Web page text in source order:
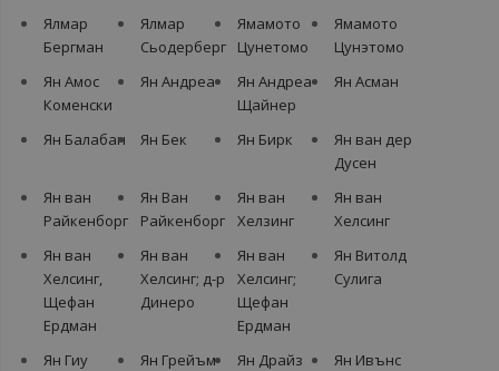
Ялмар
Бергман
Ялмар
Сьодерберг
Ямамото
Цунетомо
Ямамото
Цунэтомо
Ян Амос
Коменски
Ян Андреа
Ян Андреа
Щайнер
Ян Асман
Ян Балабан Ян Бек Ян Бирк
Ян ван дер
Дусен
Ян ван
Райкенборг
Ян Ван
Райкенборг
Ян ван
Хелзинг
Ян ван
Хелсинг
Ян ван
Хелсинг,
Щефан
Ердман
Ян ван
Хелсинг; д-р
Динеро
Ян ван
Хелсинг;
Щефан
Ердман
Ян Витолд
Сулига
Ян Гиу Ян Грейъм Ян Драйз
Ян Ивънс